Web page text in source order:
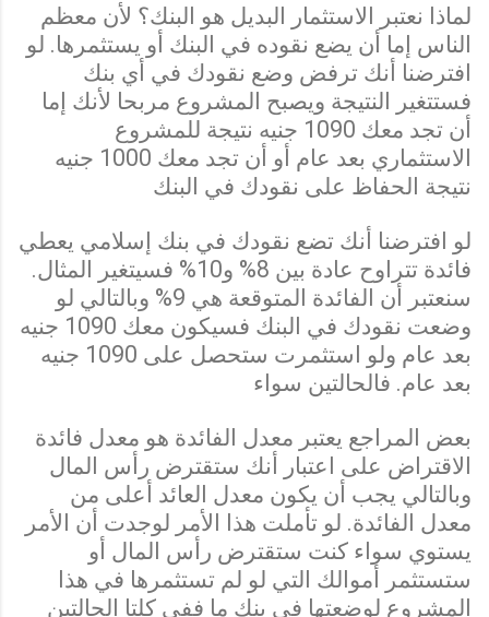
لماذا نعتبر الاستثمار البديل هو البنك؟ لأن معظم
الناس إما أن يضع نقوده في البنك أو يستثمرها. لو
افترضنا أنك ترفض وضع نقودك في أي بنك
فستتغير النتيجة ويصبح المشروع مربحا لأنك إما
أن تجد معك 1090 جنيه نتيجة للمشروع
الاستثماري بعد عام أو أن تجد معك 1000 جنيه
نتيجة الحفاظ على نقودك في البنك
لو افترضنا أنك تضع نقودك في بنك إسلامي يعطي
فائدة تتراوح عادة بين 8% و10% فسيتغير المثال.
سنعتبر أن الفائدة المتوقعة هي 9% وبالتالي لو
وضعت نقودك في البنك فسيكون معك 1090 جنيه
بعد عام ولو استثمرت ستحصل على 1090 جنيه
بعد عام. فالحالتين سواء
بعض المراجع يعتبر معدل الفائدة هو معدل فائدة
الاقتراض على اعتبار أنك ستقترض رأس المال
وبالتالي يجب أن يكون معدل العائد أعلى من
معدل الفائدة. لو تأملت هذا الأمر لوجدت أن الأمر
يستوي سواء كنت ستقترض رأس المال أو
ستستثمر أموالك التي لو لم تستثمرها في هذا
المشروع لوضعتها في بنك ما ففي كلتا الحالتين